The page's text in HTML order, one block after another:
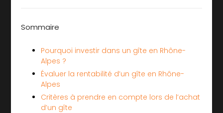
Sommaire
Pourquoi investir dans un gîte en Rhône-
Alpes ?
Évaluer la rentabilité d’un gîte en Rhône-
Alpes
Critères à prendre en compte lors de l’achat
d’un gîte